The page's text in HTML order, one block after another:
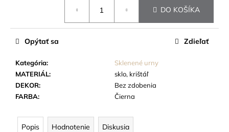
DO KOŠÍKA
Kategória:
Sklenené urny
MATERIÁL:
sklo, krištáľ
DEKOR:
Bez zdobenia
FARBA: Čierna
Opýtať sa Zdieľať
Popis Hodnotenie Diskusia
NA
SRDIEČKO,
ZLATÝ
STRIEBORNÝ
17
EUR